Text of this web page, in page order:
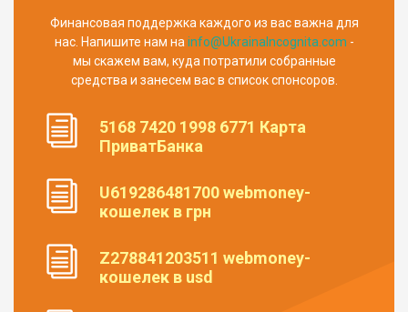
Финансовая поддержка каждого из вас важна для
нас. Напишите нам на info@UkrainaIncognita.com -
мы скажем вам, куда потратили собранные
средства и занесем вас в список спонсоров.
5168 7420 1998 6771 Карта
ПриватБанка
U619286481700 webmoney-
кошелек в грн
Z278841203511 webmoney-
кошелек в usd